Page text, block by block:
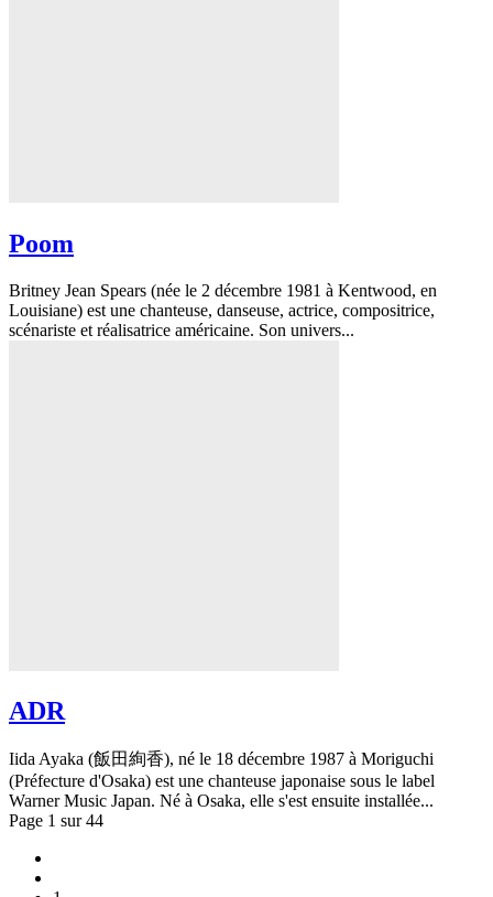
Poom
Britney Jean Spears (née le 2 décembre 1981 à Kentwood, en
Louisiane) est une chanteuse, danseuse, actrice, compositrice,
scénariste et réalisatrice américaine. Son univers...
ADR
Iida Ayaka (飯田絢香), né le 18 décembre 1987 à Moriguchi
(Préfecture d'Osaka) est une chanteuse japonaise sous le label
Warner Music Japan. Né à Osaka, elle s'est ensuite installée...
Page 1 sur 44